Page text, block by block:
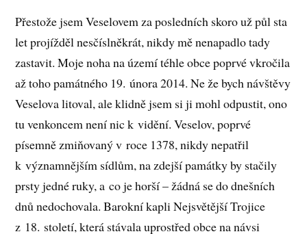
Přestože jsem Veselovem za posledních skoro už půl sta
let projížděl nesčíslněkrát, nikdy mě nenapadlo tady
zastavit. Moje noha na území téhle obce poprvé vkročila
až toho památného 19. února 2014. Ne že bych návštěvy
Veselova litoval, ale klidně jsem si ji mohl odpustit, ono
tu venkoncem není nic k vidění. Veselov, poprvé
písemně zmiňovaný v roce 1378, nikdy nepatřil
k významnějším sídlům, na zdejší památky by stačily
prsty jedné ruky, a co je horší – žádná se do dnešních
dnů nedochovala. Barokní kapli Nejsvětější Trojice
z 18. století, která stávala uprostřed obce na návsi